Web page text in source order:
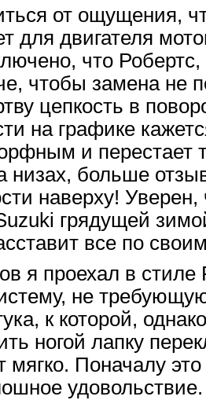
от ощущения,
для двигателя
что
чтобы замена не
цепкость в
на графике
и перестает
низах, больше
наверху! Уверен,
грядущей
все по
я проехал в
не
к которой,
ногой лапку
мягко. Поначалу
удовольствие.